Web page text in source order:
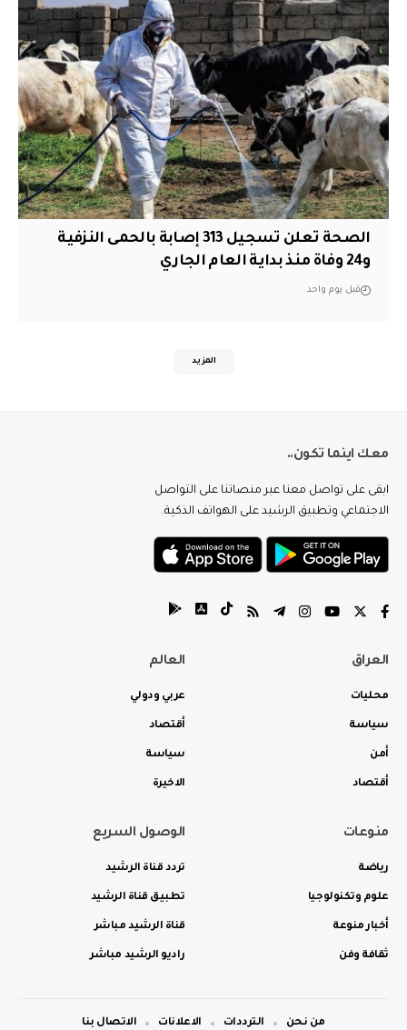
الصحة تعلن تسجيل 313 إصابة بالحمى النزفية
و24 وفاة منذ بداية العام الجاري
قبل يوم واحد
المزيد
معك اينما تكون..
ابقى على تواصل معنا عبر منصاتنا على التواصل
الاجتماعي وتطبيق الرشيد على الهواتف الذكية.
العراق
محليات
سياسة
أمن
أقتصاد
العالم
عربي ودولي
أقتصاد
سياسة
الاخيرة
منوعات
رياضة
علوم وتكنولوجيا
أخبار منوعة
ثقافة وفن
الوصول السريع
تردد قناة الرشيد
تطبيق قناة الرشيد
قناة الرشيد مباشر
راديو الرشيد مباشر
من نحن الترددات الاعلانات الاتصال بنا